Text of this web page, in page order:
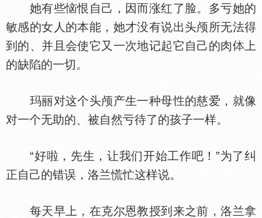
她有些恼恨自己，因而涨红了脸。多亏她的
敏感的女人的本能，她才没有说出头颅所无法得
到的、并且会使它又一次地记起它自己的肉
上
的缺陷的一切。
玛丽对这个头颅产生一种母
的慈爱，就像
对一个无助的、被自然亏待了的孩子一样。
“好啦，先生，让我们开始工作吧！”为了纠
正自己的错误，洛兰慌忙这样说。
每天早上，在克尔恩教授到来之前，洛兰拿